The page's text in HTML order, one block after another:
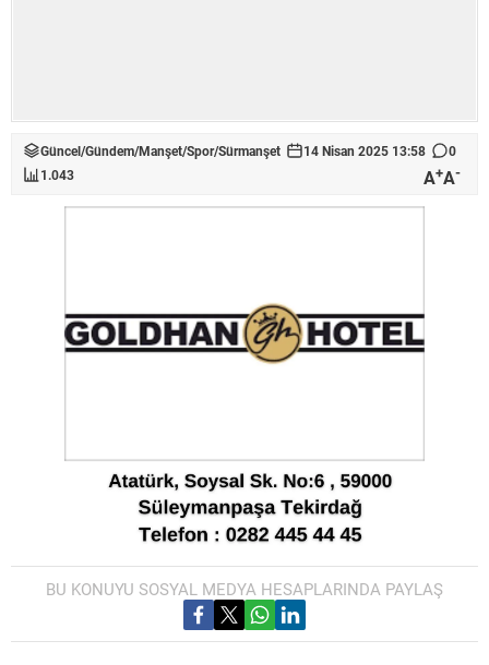
Güncel/Gündem/Manşet/Spor/Sürmanşet 14 Nisan 2025 13:58
0
1.043
A+A-
BU KONUYU SOSYAL MEDYA HESAPLARINDA PAYLAŞ